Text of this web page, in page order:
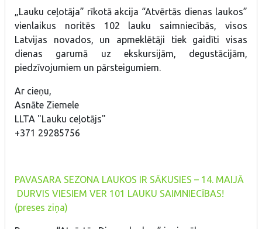
„Lauku ceļotāja” rīkotā akcija “Atvērtās dienas laukos”
vienlaikus noritēs 102 lauku saimniecībās, visos
Latvijas novados, un apmeklētāji tiek gaidīti visas
dienas garumā uz ekskursijām, degustācijām,
piedzīvojumiem un pārsteigumiem.
Ar cieņu,
Asnāte Ziemele
LLTA "Lauku ceļotājs"
+371 29285756
PAVASARA SEZONA LAUKOS IR SĀKUSIES – 14. MAIJĀ
DURVIS VIESIEM VER 101 LAUKU SAIMNIECĪBAS!
(preses ziņa)